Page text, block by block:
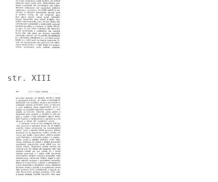
str. XIII
Image